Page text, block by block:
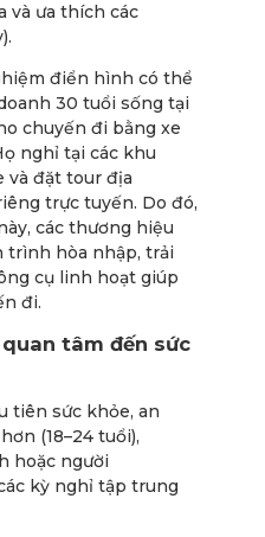
và ưa thích các
điển hình có thể
30 tuổi sống tại
chuyến đi bằng xe
nghỉ tại các khu
và đặt tour địa
trực tuyến. Do đó,
các thương hiệu
trình hòa nhập, trải
cụ linh hoạt giúp
đi.
tâm đến sức
tiên sức khỏe, an
(18–24 tuổi),
hoặc người
kỳ nghỉ tập trung